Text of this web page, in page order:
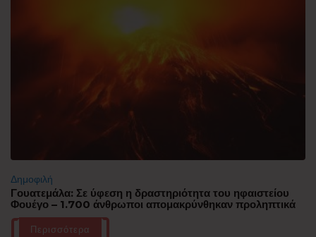
Δημοφιλή
Γουατεμάλα: Σε ύφεση η δραστηριότητα του ηφαιστείου
Φουέγο – 1.700 άνθρωποι απομακρύνθηκαν προληπτικά
Περισσότερα